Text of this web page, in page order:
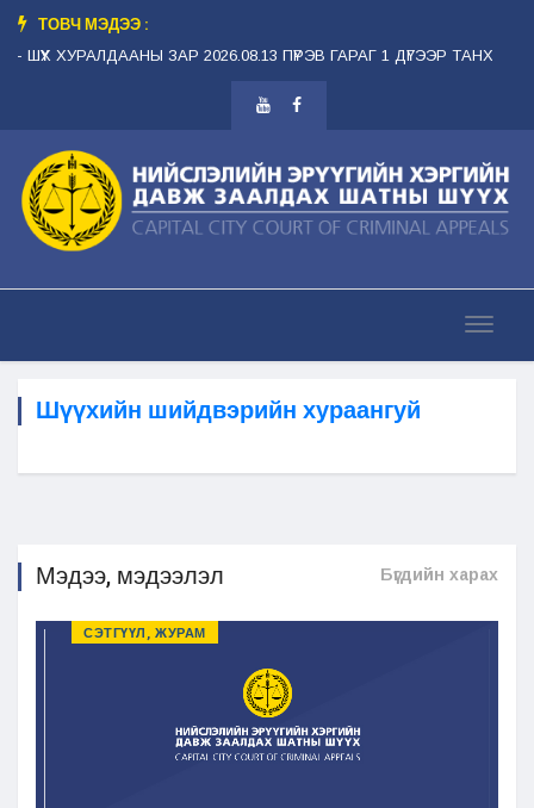
ТОВЧ МЭДЭЭ :
ШҮҮХ ХУРАЛДААНЫ ЗАР 2026.08.13 ПҮРЭВ ГАРАГ 1 ДҮГЭЭР ТАНХИМ --
Шүүхийн шийдвэрийн хураангуй
Мэдээ, мэдээлэл Бүгдийн харах
СЭТГҮҮЛ, ЖУРАМ